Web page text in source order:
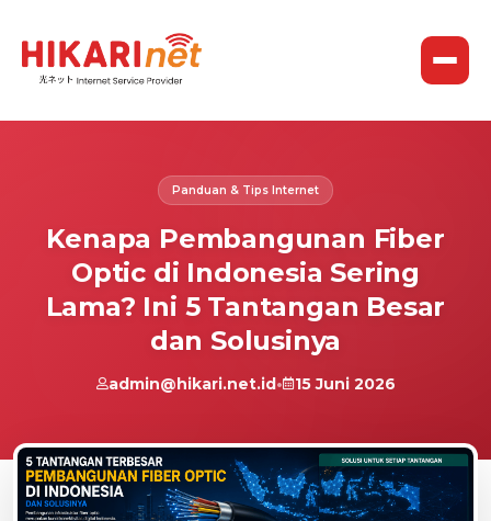
Panduan & Tips Internet
Kenapa Pembangunan Fiber
Optic di Indonesia Sering
Lama? Ini 5 Tantangan Besar
dan Solusinya
admin@hikari.net.id• 15 Juni 2026